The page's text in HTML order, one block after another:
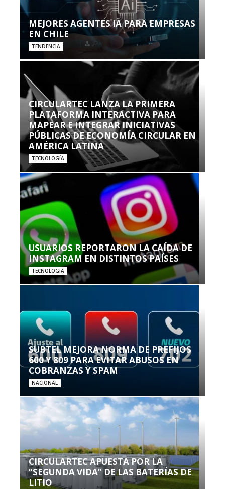
MEJORES AGENTES IA PARA EMPRESAS
EN CHILE
TENDENCIA
CIRCULARTEC LANZA LA PRIMERA
PLATAFORMA INTERACTIVA PARA
MAPEAR E INTEGRAR INICIATIVAS
PÚBLICAS DE ECONOMÍA CIRCULAR EN
AMÉRICA LATINA
TECNOLOGÍA
USUARIOS REPORTARON LA CAÍDA DE
INSTAGRAM EN DISTINTOS PAÍSES
TECNOLOGÍA
SUBTEL MEJORA NORMA DE PREFIJOS
600 Y 809 PARA EVITAR ABUSOS EN
COBRANZAS Y SPAM
NACIONAL
CIRCULARTEC APUESTA POR LA
“SEGUNDA VIDA” DE LAS BATERÍAS DE
LITIO